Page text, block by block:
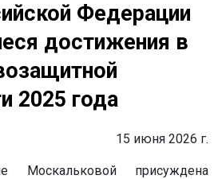
Федерации
достижения в
2025 года
15 июня 2026 г.
Москальковой присуждена